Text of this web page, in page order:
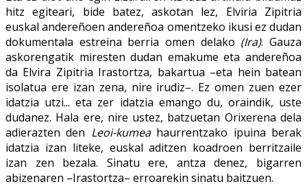
hitz egiteari, bide batez, askotan lez, Elviria Zipitria
euskal andereñoen andereñoa omentzeko ikusi ez dudan
dokumentala estreina berria omen delako (Ira). Gauza
askorengatik miresten dudan emakume eta andereñoa
da Elvira Zipitria Irastortza, bakartua –eta hein batean
isolatua ere izan zena, nire irudiz–. Ez omen zuen ezer
idatzia utzi... eta zer idatzia emango du, oraindik, uste
dudanez. Hala ere, nire ustez, batzuetan Orixerena dela
adierazten den Leoi-kumeahaurrentzako ipuina berak
idatzia izan liteke, euskal aditzen koadroen berritzaile
izan zen bezala. Sinatu ere, antza denez, bigarren
abizenaren –Irastortza– erroarekin sinatu baitzuen.